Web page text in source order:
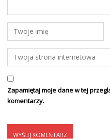
Zapamiętaj moje dane w tej
komentarzy.